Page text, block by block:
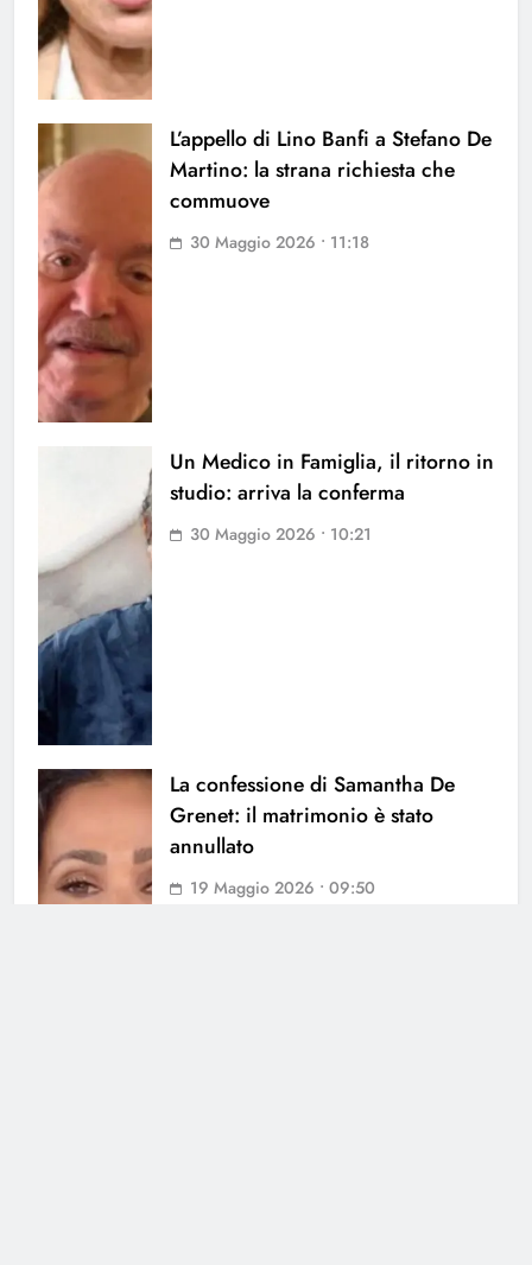
L’appello di Lino Banfi a Stefano De
Martino: la strana richiesta che
commuove
30 Maggio 2026 • 11:18
Un Medico in Famiglia, il ritorno in
studio: arriva la conferma
30 Maggio 2026 • 10:21
La confessione di Samantha De
Grenet: il matrimonio è stato
annullato
19 Maggio 2026 • 09:50